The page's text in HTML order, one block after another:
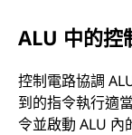
ALU 中的控
控制電路協調
到的指令執行適
令並啟動 ALU 內